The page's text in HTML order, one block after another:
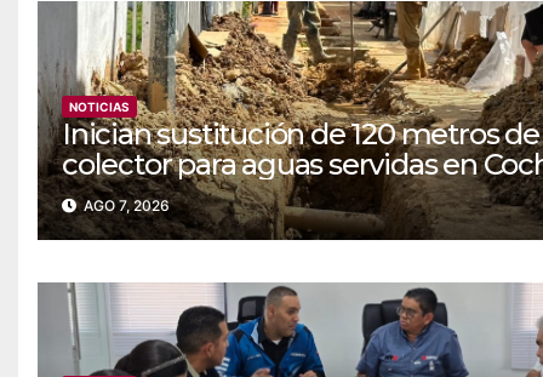
NOTICIAS
Inician sustitución de 120 metros de
colector para aguas servidas en
AGO 7, 2026